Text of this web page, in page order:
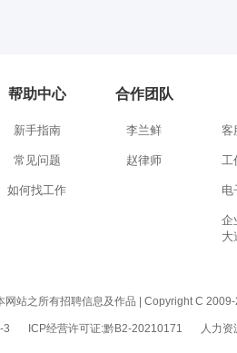
帮助中心
新手指南
常见问题
如何找工作
合作团队
李兰鲜
赵律师
客
工
电
企
大
站之所有招聘信息及作品 | Copyright C
3 ICP经营许可证:黔B2-20210171 人力